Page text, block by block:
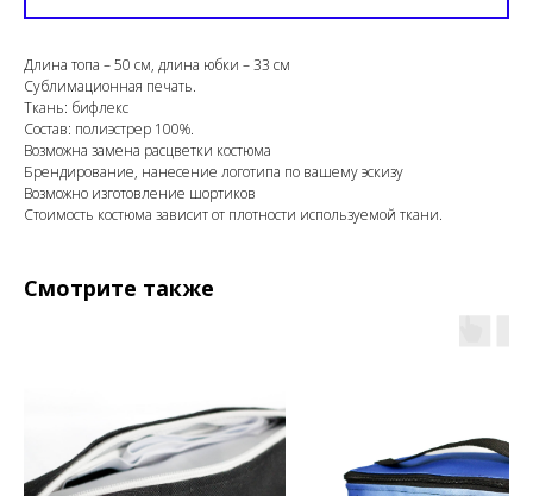
Длина топа – 50 см, длина юбки – 33 см
Сублимационная печать.
Ткань: бифлекс
Состав: полиэстрер 100%.
Возможна замена расцветки костюма
Брендирование, нанесение логотипа по вашему эскизу
Возможно изготовление шортиков
Стоимость костюма зависит от плотности используемой ткани.
Смотрите также